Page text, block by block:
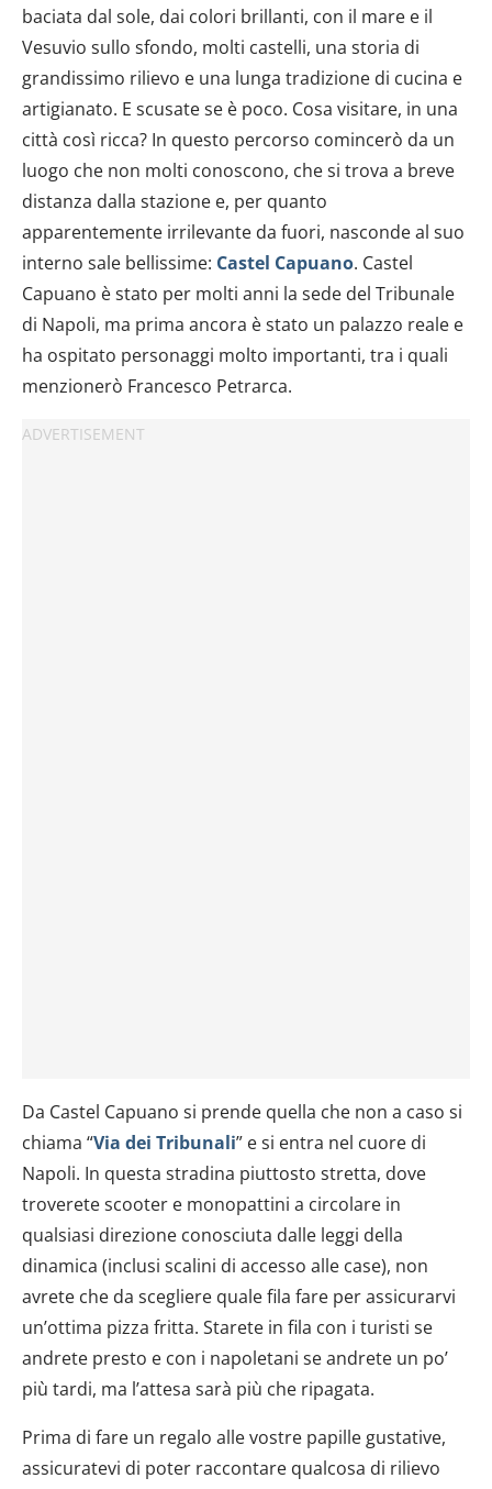
baciata dal sole, dai colori brillanti, con il mare e il
Vesuvio sullo sfondo, molti castelli, una storia di
grandissimo rilievo e una lunga tradizione di cucina e
artigianato. E scusate se è poco. Cosa visitare, in una
città così ricca? In questo percorso comincerò da un
luogo che non molti conoscono, che si trova a breve
distanza dalla stazione e, per quanto
apparentemente irrilevante da fuori, nasconde al suo
interno sale bellissime: Castel Capuano. Castel
Capuano è stato per molti anni la sede del Tribunale
di Napoli, ma prima ancora è stato un palazzo reale e
ha ospitato personaggi molto importanti, tra i quali
menzionerò Francesco Petrarca.
Da Castel Capuano si prende quella che non a caso si
chiama “Via dei Tribunali” e si entra nel cuore di
Napoli. In questa stradina piuttosto stretta, dove
troverete scooter e monopattini a circolare in
qualsiasi direzione conosciuta dalle leggi della
dinamica (inclusi scalini di accesso alle case), non
avrete che da scegliere quale fila fare per assicurarvi
un’ottima pizza fritta. Starete in fila con i turisti se
andrete presto e con i napoletani se andrete un po’
più tardi, ma l’attesa sarà più che ripagata.
Prima di fare un regalo alle vostre papille gustative,
assicuratevi di poter raccontare qualcosa di rilievo